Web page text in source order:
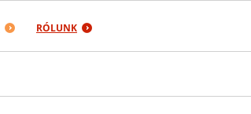
RÓLUNK